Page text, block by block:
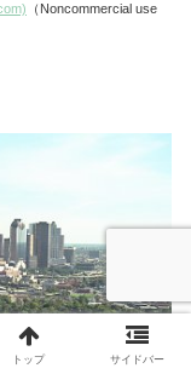
（Noncommercial use
トップ サイドバー